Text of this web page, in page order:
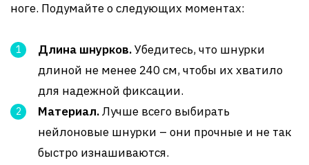
ноге. Подумайте о следующих моментах:
Длина шнурков.Убедитесь, что шнурки
длиной не менее 240 см, чтобы их хватило
для надежной фиксации.
Материал.Лучше всего выбирать
нейлоновые шнурки – они прочные и не так
быстро изнашиваются.